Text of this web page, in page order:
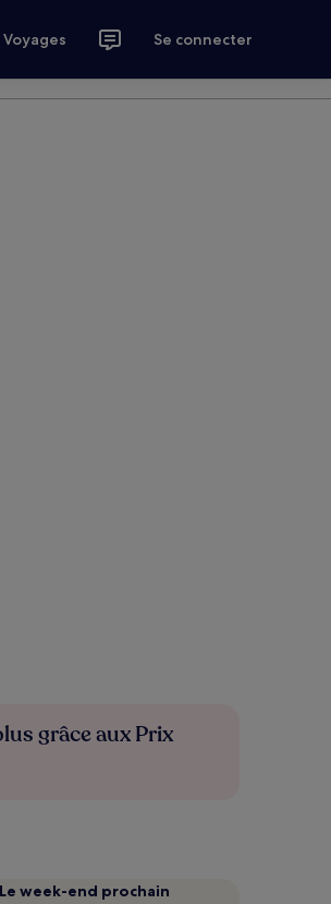
Voyages Se connecter
grâce aux Prix
Le week-end prochain